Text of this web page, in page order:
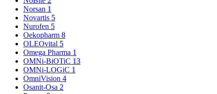
Norsan 1
Novartis 5
Nurofen 5
Oekopharm 8
OLEOvital 5
Omega Pharma 1
OMNi-BiOTiC 13
OMNi-LOGiC 1
OmniVision 4
Osanit-Osa 2